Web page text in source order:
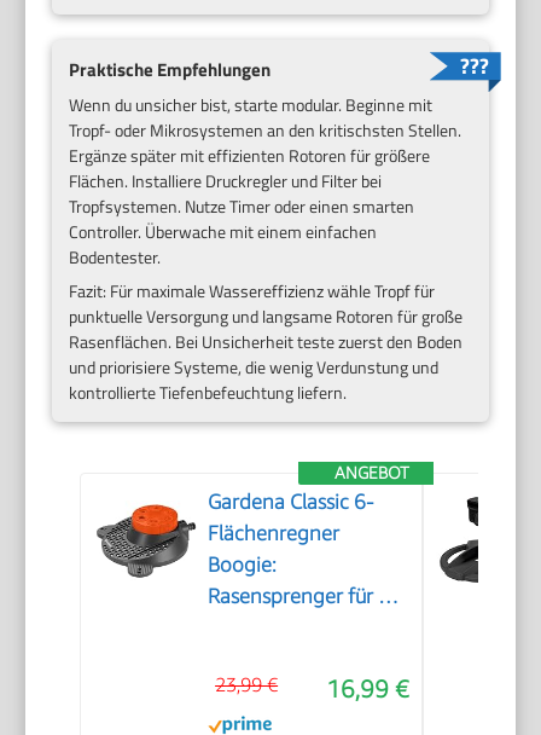
Praktische Empfehlungen
Wenn du unsicher bist, starte modular. Beginne mit
Tropf- oder Mikrosystemen an den kritischsten Stellen.
Ergänze später mit effizienten Rotoren für größere
Flächen. Installiere Druckregler und Filter bei
Tropfsystemen. Nutze Timer oder einen smarten
Controller. Überwache mit einem einfachen
Bodentester.
Fazit: Für maximale Wassereffizienz wähle Tropf für
punktuelle Versorgung und langsame Rotoren für große
Rasenflächen. Bei Unsicherheit teste zuerst den Boden
und priorisiere Systeme, die wenig Verdunstung und
kontrollierte Tiefenbefeuchtung liefern.
ANGEBOT
Gardena Classic 6-
Flächenregner
Boogie:
Rasensprenger für 6
Halbkreis, Quadrat,
Rechteck, Ellipse,
16,99 €
23,99 €